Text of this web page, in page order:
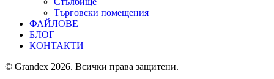
Търговски помещения
ФАЙЛОВЕ
БЛОГ
КОНТАКТИ
© Grandex 2026. Всички права защитени.